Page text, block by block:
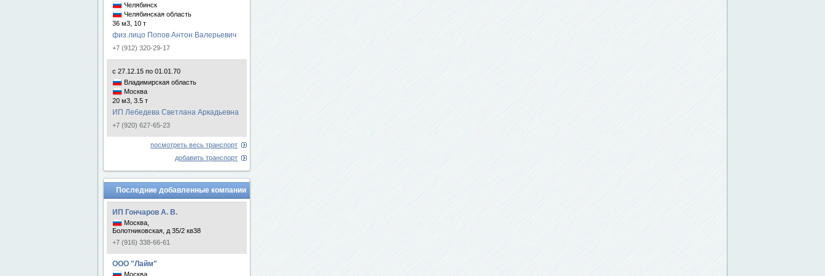
Челябинск
Челябинская область
36 м3, 10 т
физ.лицо Попов Антон Валерьевич
+7 (912) 320-29-17
с 27.12.15 по 01.01.70
Владимирская область
Москва
20 м3, 3.5 т
ИП Лебедева Светлана Аркадьевна
+7 (920) 627-65-23
посмотреть весь транспорт
добавить транспорт
Последние добавленные компании
ИП Гончаров А. В.
Москва,
Болотниковская, д 35/2 кв38
+7 (916) 338-66-61
ООО "Лайм"
Москва,